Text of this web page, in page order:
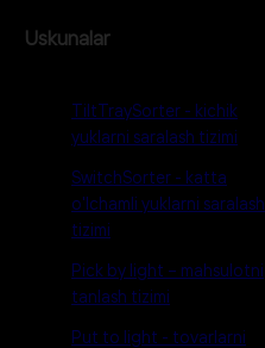
Uskunalar
TiltTraySorter - kichik
yuklarni saralash tizimi
SwitchSorter - katta
o'lchamli yuklarni saralash
tizimi
Pick by light – mahsulotni
tanlash tizimi
Put to light - tovarlarni